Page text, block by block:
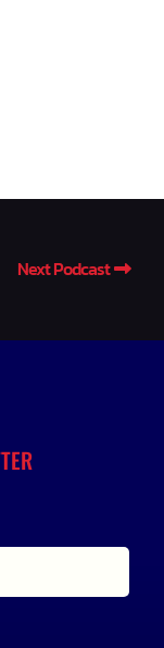
Next Podcast